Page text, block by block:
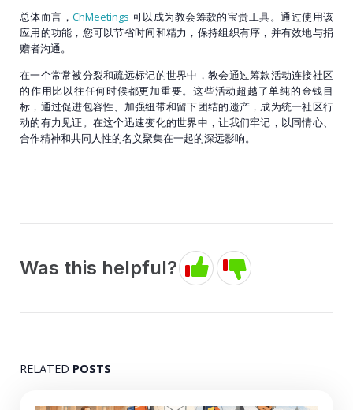
总体而言，ChMeetings 可以成为教会筹款的宝贵工具。通过使用该
应用的功能，您可以节省时间和精力，保持组织有序，并有效地与捐
赠者沟通。
在一个常常被分裂和疏远标记的世界中，教会通过筹款活动连接社区
的作用比以往任何时候都更加重要。这些活动超越了单纯的金钱目
标，通过促进包容性、加强纽带和留下团结的遗产，成为统一社区行
动的有力见证。在这个迅速变化的世界中，让我们牢记，以同情心、
合作精神和共同人性的名义聚集在一起的深远影响。
Was this helpful?
RELATED POSTS